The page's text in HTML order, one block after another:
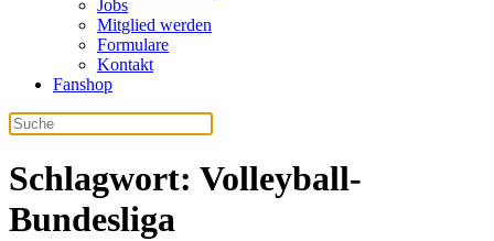
Jobs
Mitglied werden
Formulare
Kontakt
Fanshop
Schlagwort: Volleyball-
Bundesliga